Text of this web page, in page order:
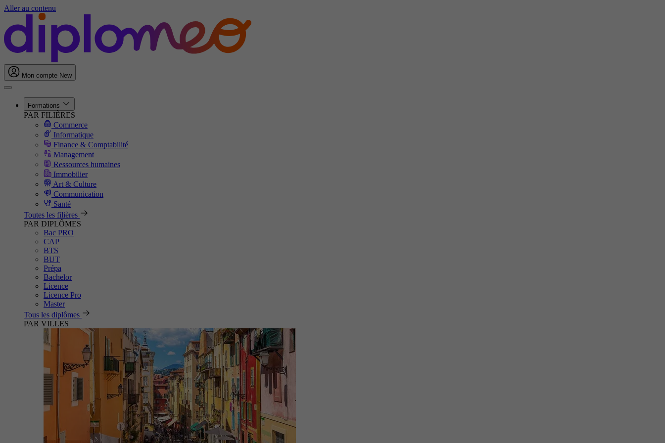
Aller au contenu
Mon compte New
Formations
PAR FILIÈRES
Commerce
Informatique
Finance & Comptabilité
Management
Ressources humaines
Immobilier
Art & Culture
Communication
Santé
Toutes les filières
PAR DIPLÔMES
Bac PRO
CAP
BTS
BUT
Prépa
Bachelor
Licence
Licence Pro
Master
Tous les diplômes
PAR VILLES